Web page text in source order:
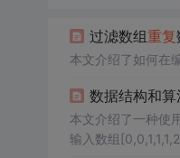
过滤数组重复
本文介绍了如何在
数据结构和
本文介绍了一种使
输入数组